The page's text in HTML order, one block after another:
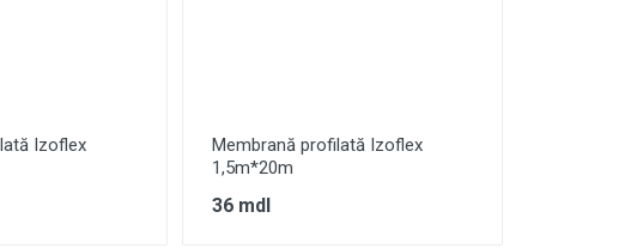
Izoflex
Membrană profilată Izoflex
1,5m*20m
36 mdl